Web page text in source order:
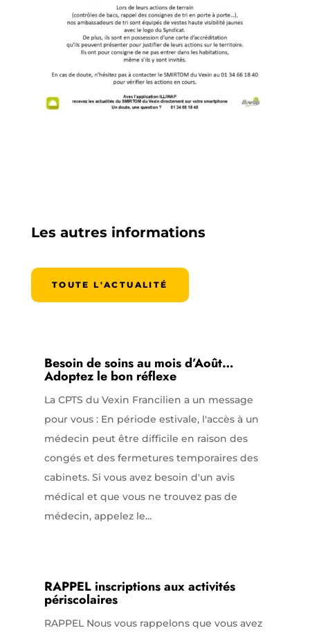
Les autres informations
TOUTE L'ACTUALITÉ
Besoin de soins au mois d’Août…
Adoptez le bon réflexe
La CPTS du Vexin Francilien a un message
pour vous : En période estivale, l'accès à un
médecin peut être difficile en raison des
congés et des fermetures temporaires des
cabinets. Si vous avez besoin d'un avis
médical et que vous ne trouvez pas de
médecin, appelez le...
RAPPEL inscriptions aux activités
périscolaires
RAPPEL Nous vous rappelons que vous avez